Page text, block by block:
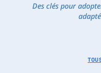
Des clés pour